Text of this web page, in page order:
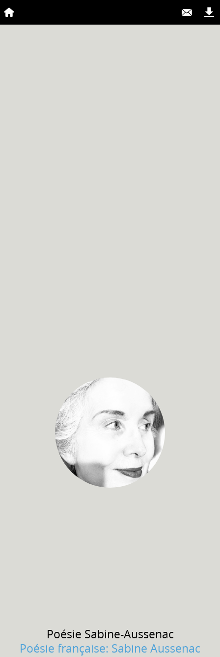
Poésie Sabine-Aussenac
Poésie française: Sabine Aussenac